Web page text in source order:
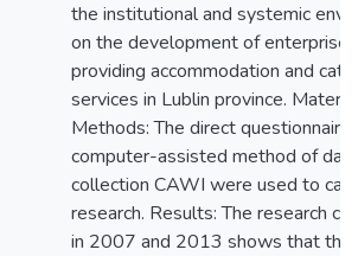
the institutional and systemic
on the development of enterprises
providing accommodation and
services in Lublin province.
Methods: The direct questionnaire
computer-assisted method of data
collection CAWI were used to
research. Results: The research
in 2007 and 2013 shows that